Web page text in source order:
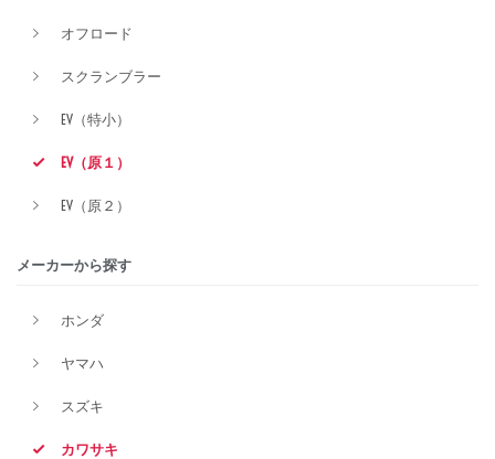
オフロード
スクランブラー
EV（特小）
EV（原１）
EV（原２）
メーカーから探す
ホンダ
ヤマハ
スズキ
カワサキ